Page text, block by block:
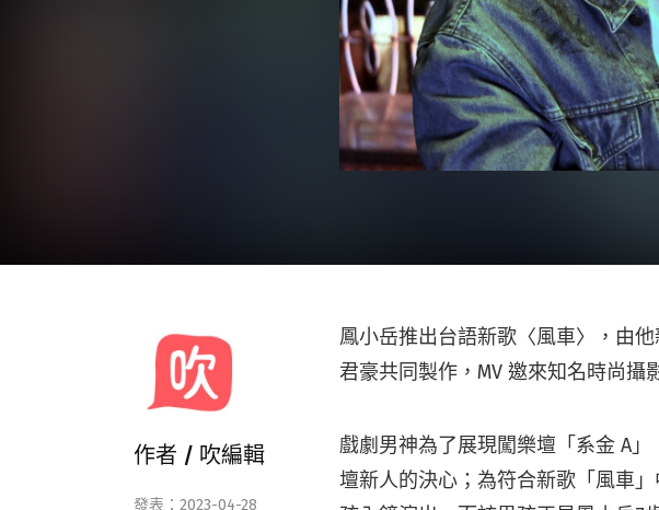
鳳小岳推出台語新歌〈風車〉，由
君豪共同製作，MV 邀來知名時尚攝
戲劇男神為了展現闖樂壇「系金 A
壇新人的決心；為符合新歌「風車
作者 / 吹編輯
發表：2023-04-28